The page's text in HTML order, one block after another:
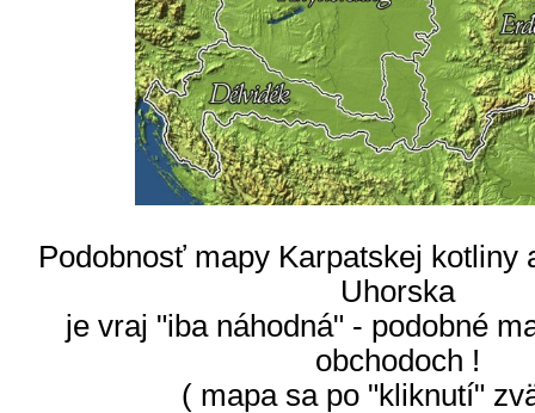
Podobnosť mapy Karpatskej kotliny
Uhorska
je vraj "iba náhodná" - podobné
obchodoch !
( mapa sa po "kliknutí"